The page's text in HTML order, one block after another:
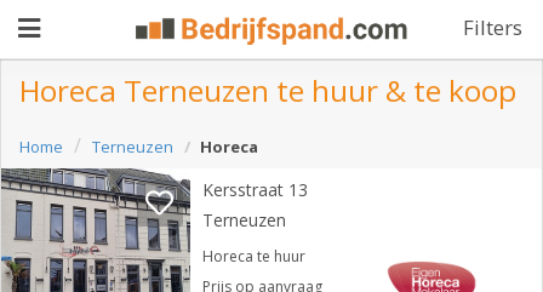
Filters
Pand
aanbieden
Pand
zoeken
Horeca Terneuzen te huur & te koop
Home Terneuzen Horeca
Kersstraat 13
Terneuzen
Horeca te huur
Prijs op aanvraag